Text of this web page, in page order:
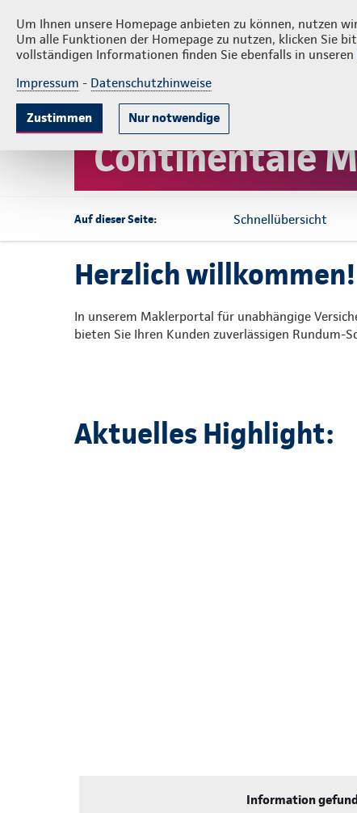
Um Ihnen unsere Homepage anbieten zu können, nutzen
Um alle Funktionen der Homepage zu nutzen, klicken Sie
vollständigen Informationen finden Sie ebenfalls in unseren
Impressum - Datenschutzhinweise
Zustimmen Nur notwendige
Arbeitskraft-Absicherung
Rechner Maklerpost Presse
Continentale
Auf dieser Seite: Schnellübersicht
Herzlich willkommen!
In unserem Maklerportal für unabhängige
bieten Sie Ihren Kunden zuverlässigen Rundum-
Aktuelles Highlight:
Information